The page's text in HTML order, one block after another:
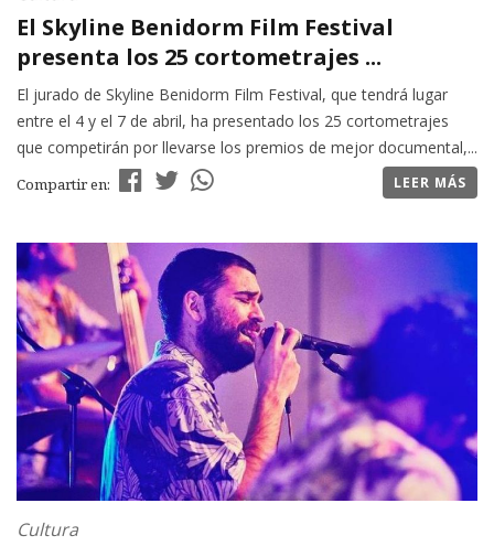
El Skyline Benidorm Film Festival
presenta los 25 cortometrajes ...
El jurado de Skyline Benidorm Film Festival, que tendrá lugar
entre el 4 y el 7 de abril, ha presentado los 25 cortometrajes
que competirán por llevarse los premios de mejor documental,...
Compartir en: LEER MÁS
Cultura